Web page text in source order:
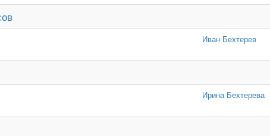
Иван Бехтерев
Ирина Бехтерева